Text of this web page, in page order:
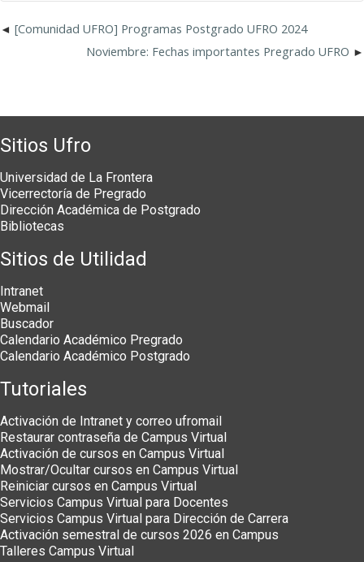
[Comunidad UFRO] Programas Postgrado UFRO 2024
Noviembre: Fechas importantes Pregrado UFRO
Sitios Ufro
Universidad de La Frontera
Vicerrectoría de Pregrado
Dirección Académica de Postgrado
Bibliotecas
Sitios de Utilidad
Intranet
Webmail
Buscador
Calendario Académico Pregrado
Calendario Académico Postgrado
Tutoriales
Activación de Intranet y correo ufromail
Restaurar contraseña de Campus Virtual
Activación de cursos en Campus Virtual
Mostrar/Ocultar cursos en Campus Virtual
Reiniciar cursos en Campus Virtual
Servicios Campus Virtual para Docentes
Servicios Campus Virtual para Dirección de Carrera
Activación semestral de cursos 2026 en Campus
Talleres Campus Virtual